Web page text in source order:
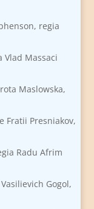
regia
Vlad Massaci
Maslowska,
Fratii Presniakov,
Radu Afrim
Gogol,